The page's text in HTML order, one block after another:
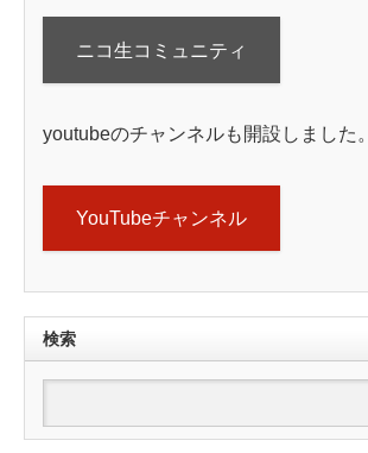
ニコ生コミュニティ
youtubeのチャンネルも開設しました。
YouTubeチャンネル
検索